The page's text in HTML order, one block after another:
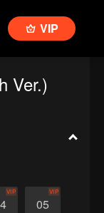
VIP
Ver.)
VIP
05
VIP